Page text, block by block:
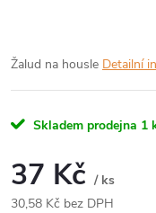
Žalud na housle Detailní
Skladem prodejna 1
37 Kč / ks
30,58 Kč bez DPH